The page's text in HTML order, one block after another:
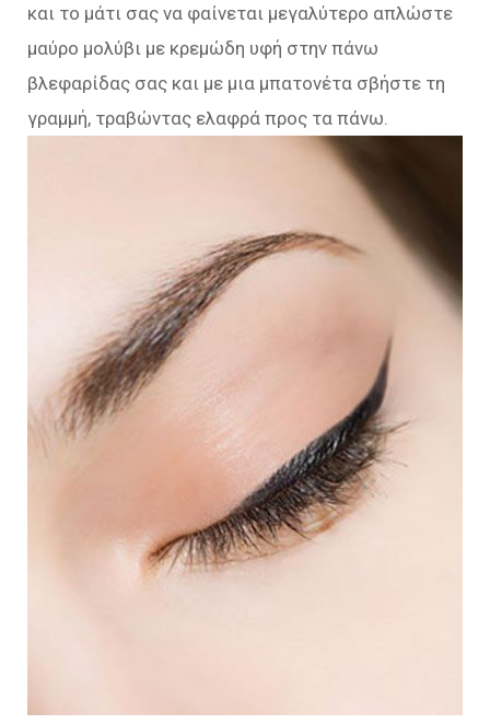
και το μάτι σας να φαίνεται μεγαλύτερο απλώστε
μαύρο μολύβι με κρεμώδη υφή στην πάνω
βλεφαρίδας σας και με μια μπατονέτα σβήστε τη
γραμμή, τραβώντας ελαφρά προς τα πάνω.